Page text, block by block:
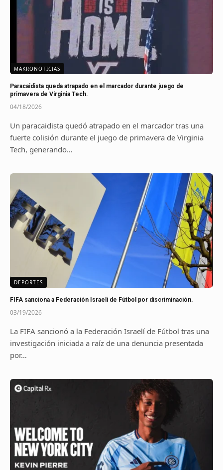
MAKRONOTICIAS
Paracaidista queda atrapado en el marcador durante juego de
primavera de Virginia Tech.
04/18/2026
Un paracaidista quedó atrapado en el marcador tras una
fuerte colisión durante el juego de primavera de Virginia
Tech, generando…
DEPORTES
FIFA sanciona a Federación Israelí de Fútbol por discriminación.
03/19/2026
La FIFA sancionó a la Federación Israelí de Fútbol tras una
investigación iniciada a raíz de una denuncia presentada
por…